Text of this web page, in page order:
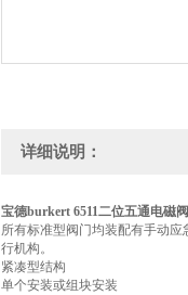
详细说明：
宝德burkert 6511二位五通电磁
所有标准型阀门均装配有手动
行机构。
紧凑型结构
单个安装或组块安装